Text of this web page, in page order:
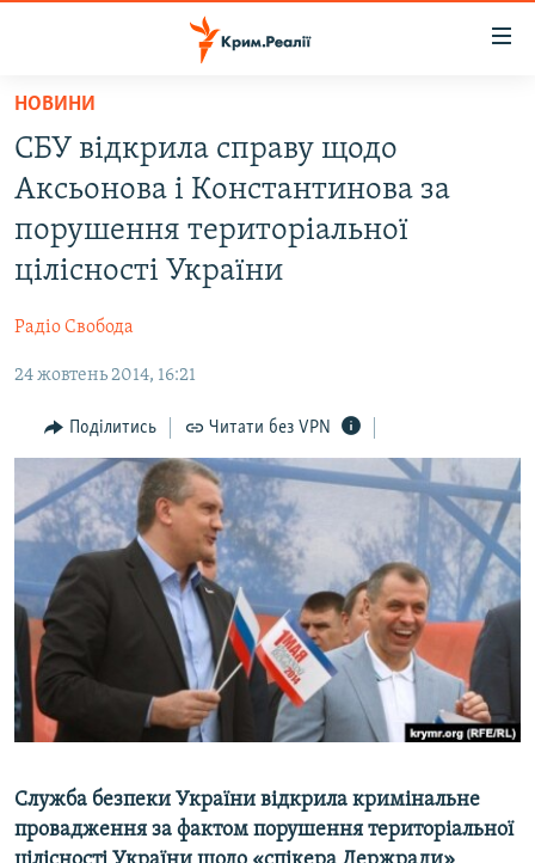
Перейти
основного
матеріалу
до
основної
Перейти
до
ВОДА.КРИМ
ПОЛІТИКА
ПОГЛЯД
ІНТЕРВ'Ю
ВСЕ ЗА ДЕНЬ
СПЕЦПРОЕКТИ
ДЕПОРТАЦІЯ
ВІДЕОУРОКИ «ELIFBE»
СВІДЧЕННЯ ОКУПАЦІЇ
УКРАЇНСЬКА ПРОБЛЕМА КРИМУ
ІНФОГРАФІКА
ЯК ОБІЙТИ БЛОКУВАННЯ
Русский
Qırımtatar
ДОЛУЧАЙСЯ!
Усі сайти RFE/RL
НОВИНИ
СБУ відкрила справу щодо
Аксьонова і Константинова за
порушення територіальної
цілісності України
Радіо Свобода
24 жовтень 2014, 16:21
Поділитись Читати без VPN
Служба безпеки України відкрила кримінальне
провадження за фактом порушення територіальної